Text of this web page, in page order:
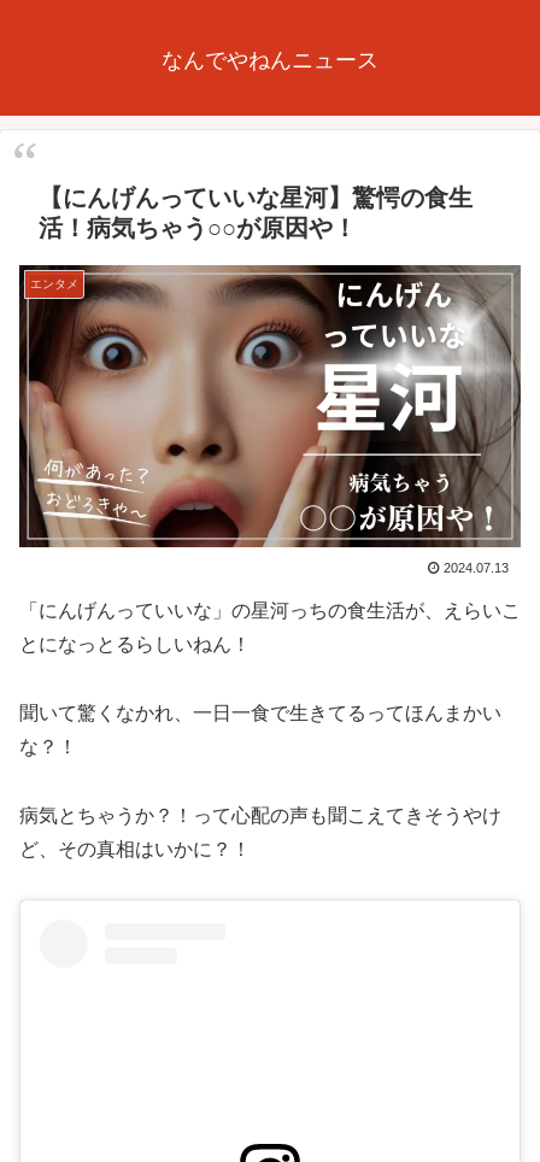
なんでやねんニュース
【にんげんっていいな星河】驚愕の食生
活！病気ちゃう○○が原因や！
エンタメ
2024.07.13
「にんげんっていいな」の星河っちの食生活が、えらいこ
とになっとるらしいねん！
聞いて驚くなかれ、一日一食で生きてるってほんまかい
な？！
病気とちゃうか？！って心配の声も聞こえてきそうやけ
ど、その真相はいかに？！